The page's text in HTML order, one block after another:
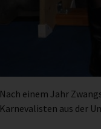
Nach einem Jahr
Karnevalisten aus der